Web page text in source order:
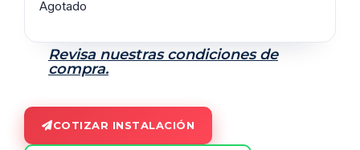
Agotado
Revisa nuestras condiciones de
compra.
COTIZAR INSTALACIÓN